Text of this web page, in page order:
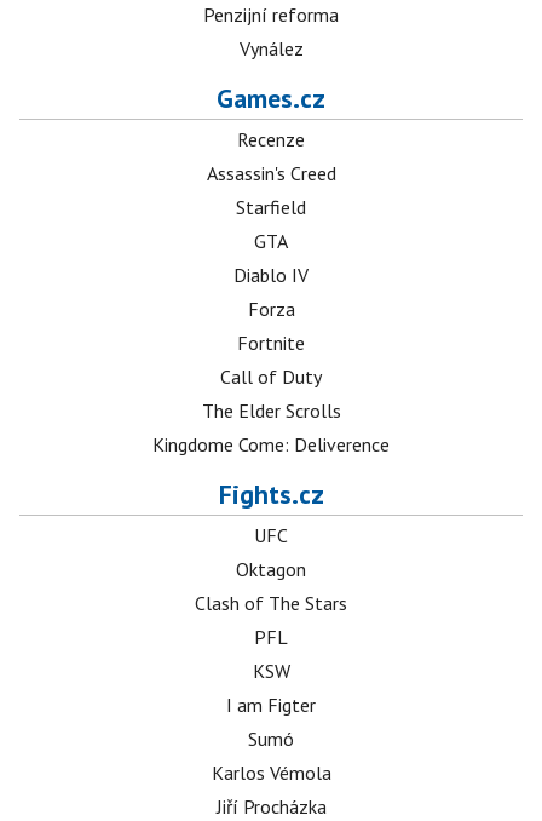
Penzijní reforma
Vynález
Games.cz
Recenze
Assassin's Creed
Starfield
GTA
Diablo IV
Forza
Fortnite
Call of Duty
The Elder Scrolls
Kingdome Come: Deliverence
Fights.cz
UFC
Oktagon
Clash of The Stars
PFL
KSW
I am Figter
Sumó
Karlos Vémola
Jiří Procházka